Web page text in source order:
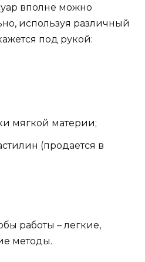
вполне можно
используя различный
под рукой:
мягкой материи;
(продается в
работы – легкие,
методы.